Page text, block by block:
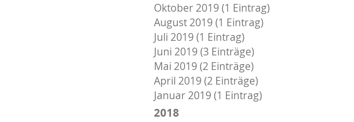
Oktober 2019 (1 Eintrag)
August 2019 (1 Eintrag)
Juli 2019 (1 Eintrag)
Juni 2019 (3 Einträge)
Mai 2019 (2 Einträge)
April 2019 (2 Einträge)
Januar 2019 (1 Eintrag)
2018